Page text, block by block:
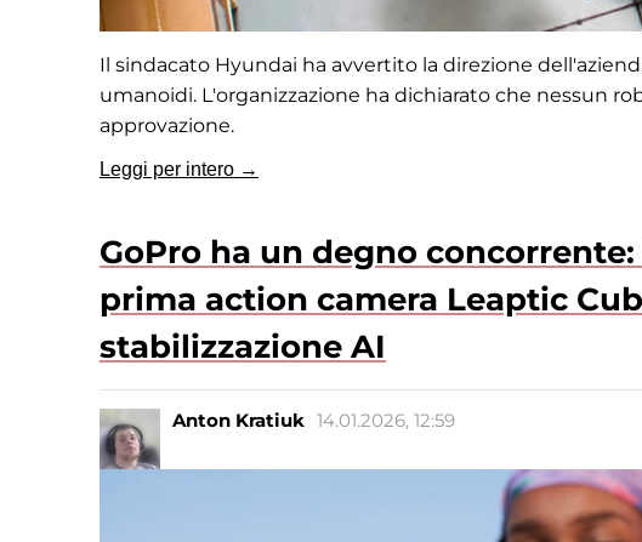
Il sindacato Hyundai ha avvertito la direzione
umanoidi. L'organizzazione ha dichiarato che nessun
approvazione.
Leggi per intero →
GoPro ha un degno
prima action camera Leaptic
stabilizzazione AI
Anton Kratiuk 14.01.2026, 12:59